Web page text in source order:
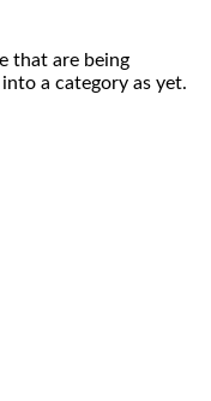
that are being
a category as yet.